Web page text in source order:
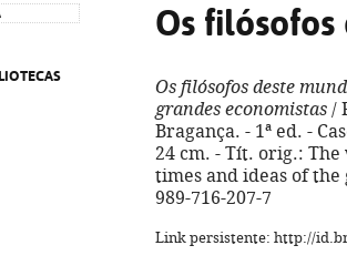
Os
Os filósofos deste
grandes economistas /
Bragança. - 1ª ed. -
24 cm. - Tít. orig.:
times and ideas of the
989-716-207-7
Link persistente: http://